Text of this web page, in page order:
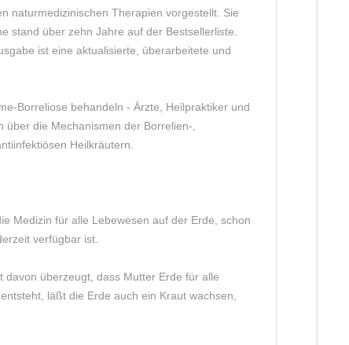
naturmedizinischen Therapien vorgestellt. Sie
stand über zehn Jahre auf der Bestsellerliste.
ist eine aktualisierte, überarbeitete und
Borreliose behandeln - Ärzte, Heilpraktiker und
die Mechanismen der Borrelien-,
Heilkräutern.
Medizin für alle Lebewesen auf der Erde, schon
verfügbar ist.
überzeugt, dass Mutter Erde für alle
läßt die Erde auch ein Kraut wachsen,